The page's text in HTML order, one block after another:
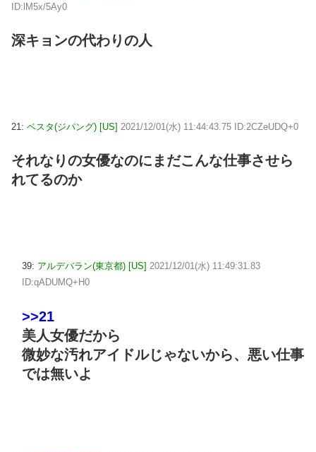
ID:lM5x/5Ay0
深キョンの代わりの人
21: ベスタ(ジパング) [US] 2021/12/01(水) 11:44:43.75 ID:2CZeUDQ+0
それなりの女優なのにまだこんな仕事させら
れてるのか
39: アルデバラン(東京都) [US] 2021/12/01(水) 11:49:31.83
ID:qADUMQ+H0
>>21
美人女優だから
微妙な汚れアイドルじゃないから、悪い仕事
では無いよ